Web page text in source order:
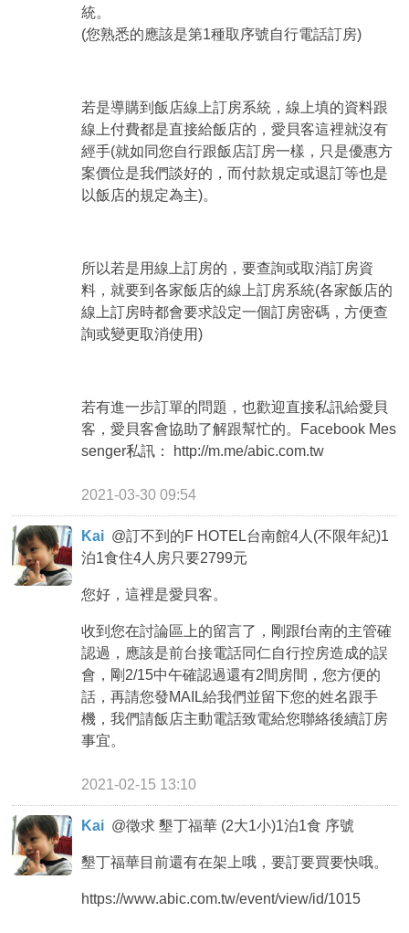
統。
(您熟悉的應該是第1種取序號自行電話訂房)
若是導購到飯店線上訂房系統，線上填的資料跟
線上付費都是直接給飯店的，愛貝客這裡就沒有
經手(就如同您自行跟飯店訂房一樣，只是優惠方
案價位是我們談好的，而付款規定或退訂等也是
以飯店的規定為主)。
所以若是用線上訂房的，要查詢或取消訂房資
料，就要到各家飯店的線上訂房系統(各家飯店的
線上訂房時都會要求設定一個訂房密碼，方便查
詢或變更取消使用)
若有進一步訂單的問題，也歡迎直接私訊給愛貝
客，愛貝客會協助了解跟幫忙的。Facebook Mes
senger私訊： http://m.me/abic.com.tw
2021-03-30 09:54
Kai @訂不到的F HOTEL台南館4人(不限年紀)1
泊1食住4人房只要2799元
您好，這裡是愛貝客。
收到您在討論區上的留言了，剛跟f台南的主管確
認過，應該是前台接電話同仁自行控房造成的誤
會，剛2/15中午確認過還有2間房間，您方便的
話，再請您發MAIL給我們並留下您的姓名跟手
機，我們請飯店主動電話致電給您聯絡後續訂房
事宜。
2021-02-15 13:10
Kai @徵求 墾丁福華 (2大1小)1泊1食 序號
墾丁福華目前還有在架上哦，要訂要買要快哦。
https://www.abic.com.tw/event/view/id/1015